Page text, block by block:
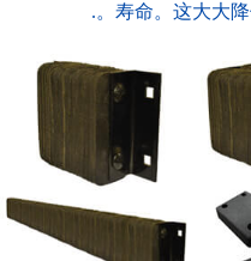
寿命。这大大降